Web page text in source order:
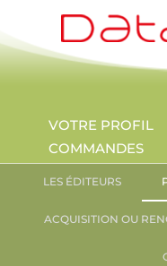
VOTRE PROFIL
COMMANDES
LES ÉDITEURS
ACQUISITION OU